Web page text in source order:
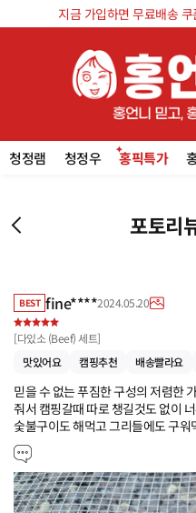
지금 가입하면 무료배송
청정램 청정우 홍픽특가
포토리
BEST fine****2024.05.20
[다있소 (Beef) 세트]
맛있어요
캠핑추천 배송빨라요
믿을 수 없는 푸짐한 구성의 저렴한
줘서 캠핑갈때 따로 챙길것도 없이
숯불구이도 해먹고 그리들에도 구